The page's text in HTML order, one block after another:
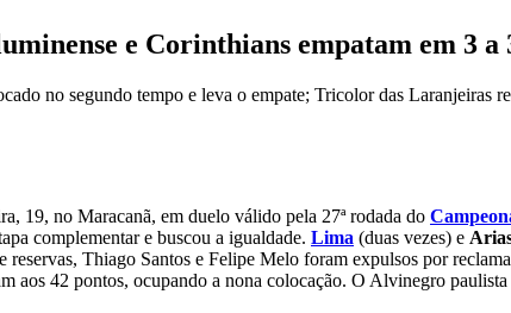
e Corinthians empatam em 3 a
no segundo tempo e leva o empate; Tricolor das Laranjeiras
19, no Maracanã, em duelo válido pela 27ª rodada do
complementar e buscou a igualdade. Lima (duas vezes) e
reservas, Thiago Santos e Felipe Melo foram expulsos por
42 pontos, ocupando a nona colocação. O Alvinegro